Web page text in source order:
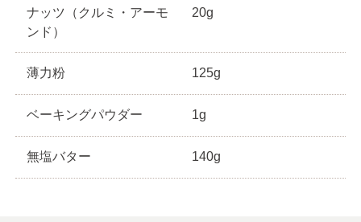
ナッツ（クルミ・アーモ
ンド）
20g
薄力粉 125g
ベーキングパウダー 1g
無塩バター 140g